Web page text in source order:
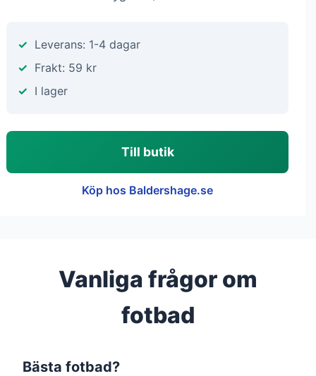
Leverans: 1-4 dagar
Frakt: 59 kr
I lager
Till butik
Köp hos Baldershage.se
Vanliga frågor om
fotbad
Bästa fotbad?